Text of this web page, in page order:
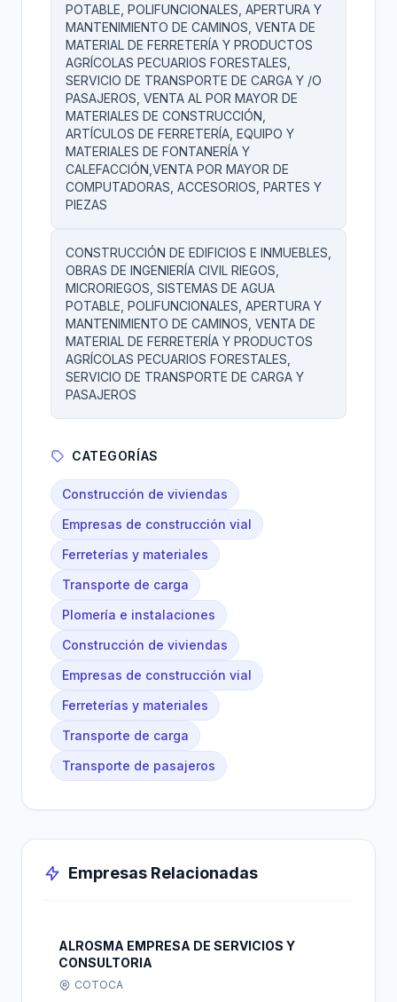
POTABLE, POLIFUNCIONALES, APERTURA Y
MANTENIMIENTO DE CAMINOS, VENTA DE
MATERIAL DE FERRETERÍA Y PRODUCTOS
AGRÍCOLAS PECUARIOS FORESTALES,
SERVICIO DE TRANSPORTE DE CARGA Y /O
PASAJEROS, VENTA AL POR MAYOR DE
MATERIALES DE CONSTRUCCIÓN,
ARTÍCULOS DE FERRETERÍA, EQUIPO Y
MATERIALES DE FONTANERÍA Y
CALEFACCIÓN,VENTA POR MAYOR DE
COMPUTADORAS, ACCESORIOS, PARTES Y
PIEZAS
CONSTRUCCIÓN DE EDIFICIOS E INMUEBLES,
OBRAS DE INGENIERÍA CIVIL RIEGOS,
MICRORIEGOS, SISTEMAS DE AGUA
POTABLE, POLIFUNCIONALES, APERTURA Y
MANTENIMIENTO DE CAMINOS, VENTA DE
MATERIAL DE FERRETERÍA Y PRODUCTOS
AGRÍCOLAS PECUARIOS FORESTALES,
SERVICIO DE TRANSPORTE DE CARGA Y
PASAJEROS
CATEGORÍAS
Construcción de viviendas
Empresas de construcción vial
Ferreterías y materiales
Transporte de carga
Plomería e instalaciones
Construcción de viviendas
Empresas de construcción vial
Ferreterías y materiales
Transporte de carga
Transporte de pasajeros
Empresas Relacionadas
ALROSMA EMPRESA DE SERVICIOS Y
CONSULTORIA
COTOCA